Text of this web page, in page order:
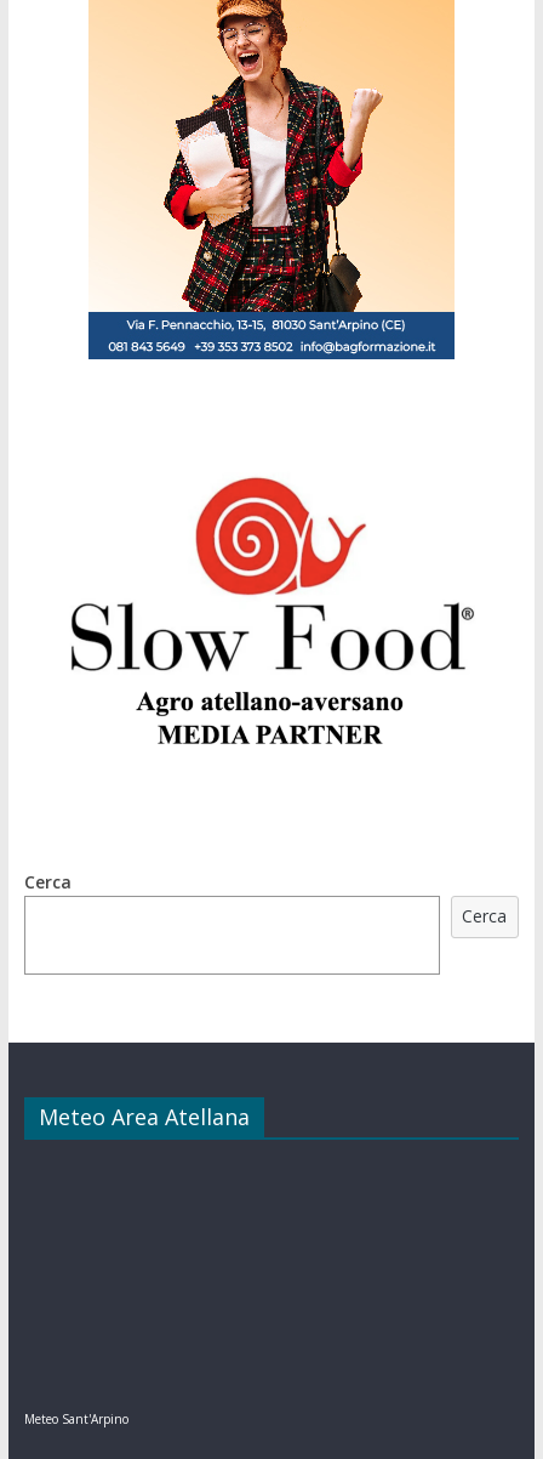
Cerca
Cerca
Meteo Area Atellana
Meteo Sant'Arpino